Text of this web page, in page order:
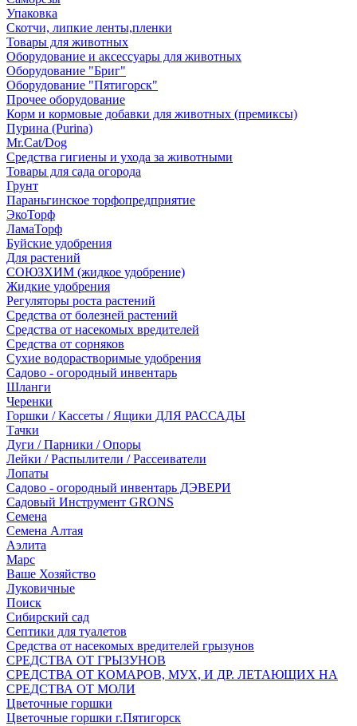
Упаковка
Скотчи, липкие ленты,пленки
Товары для животных
Оборудование и аксессуары для животных
Оборудование "Бриг"
Оборудование "Пятигорск"
Прочее оборудование
Корм и кормовые добавки для животных (премиксы)
Пурина (Purina)
Mr.Cat/Dog
Средства гигиены и ухода за животными
Товары для сада огорода
Грунт
Параньгинское торфопредприятие
ЭкоТорф
ЛамаТорф
Буйские удобрения
Для растений
СОЮЗХИМ (жидкое удобрение)
Жидкие удобрения
Регуляторы роста растений
Средства от болезней растений
Средства от насекомых вредителей
Средства от сорняков
Сухие водорастворимые удобрения
Садово - огородный инвентарь
Шланги
Черенки
Горшки / Кассеты / Ящики ДЛЯ РАССАДЫ
Тачки
Дуги / Парники / Опоры
Лейки / Распылители / Рассеиватели
Лопаты
Садово - огородный инвентарь ДЭВЕРИ
Садовый Инструмент GRONS
Семена
Семена Алтая
Аэлита
Марс
Ваше Хозяйство
Луковичные
Поиск
Сибирский сад
Септики для туалетов
Средства от насекомых вредителей грызунов
СPEДСТВА ОТ ГРЫЗУНОВ
СРЕДСТВА ОТ КОМАРОВ, МУХ, И ДР. ЛЕТАЮЩИХ НА
СРЕДСТВА ОТ МОЛИ
Цветочные горшки
Цветочные горшки г.Пятигорск